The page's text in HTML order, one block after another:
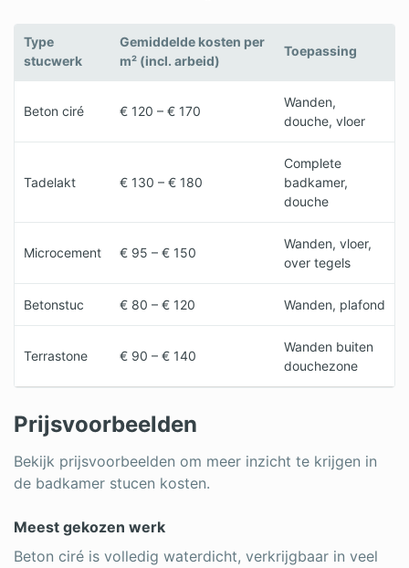
Type
stucwerk
Gemiddelde kosten per
m² (incl. arbeid)
Toepassing
Beton ciré € 120 – € 170
Wanden,
douche, vloer
Tadelakt € 130 – € 180
Complete
badkamer,
douche
Microcement € 95 – € 150
Wanden, vloer,
over tegels
Betonstuc € 80 – € 120 Wanden, plafond
Terrastone € 90 – € 140
Wanden buiten
douchezone
Prijsvoorbeelden
Bekijk prijsvoorbeelden om meer inzicht te krijgen in
de badkamer stucen kosten.
Meest gekozen werk
Beton ciré is volledig waterdicht, verkrijgbaar in veel